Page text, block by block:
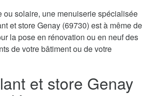
ou solaire, une menuiserie spécialisée
et store Genay (69730) est à même de
la pose en rénovation ou en neuf des
de votre bâtiment ou de votre
et store Genay